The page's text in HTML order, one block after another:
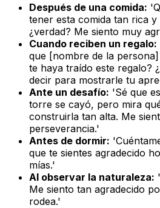
Después de una comida:
tener esta comida tan rica
¿verdad? Me siento muy
Cuando reciben un regalo:
que [nombre de la
te haya traído este regalo?
decir para mostrarle tu
Ante un desafío: 'Sé que
torre se cayó, pero mira
construirla tan alta. Me
perseverancia.'
Antes de dormir:
que te sientes agradecido
mías.'
Al observar la naturaleza:
Me siento tan agradecido
rodea.'